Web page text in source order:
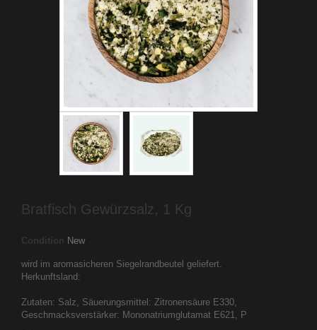
Bratfisch Gewürzsalz, 1 Kg
Condition New
wird im aromasicheren Siegelrandbeutel geliefert.
Herkunftsland:
Zutaten: Salz, Säuerungsmittel: Zitronensäure E330,
Geschmacksverstärker: Mononatriumglutamat E621, P